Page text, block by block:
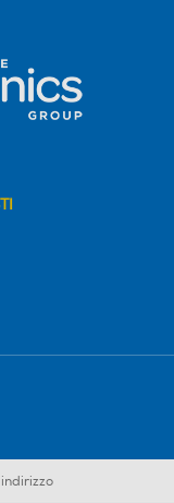
sullo
video sul PC*,